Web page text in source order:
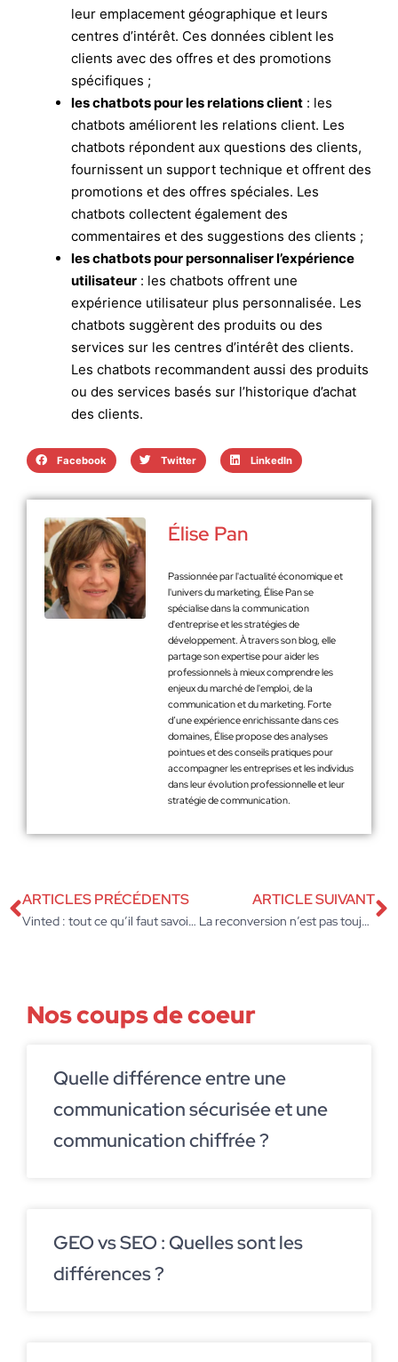
leur emplacement géographique et leurs
centres d’intérêt. Ces données ciblent les
clients avec des offres et des promotions
spécifiques ;
les chatbots pour les relations client : les
chatbots améliorent les relations client. Les
chatbots répondent aux questions des clients,
fournissent un support technique et offrent des
promotions et des offres spéciales. Les
chatbots collectent également des
commentaires et des suggestions des clients ;
les chatbots pour personnaliser l’expérience
utilisateur : les chatbots offrent une
expérience utilisateur plus personnalisée. Les
chatbots suggèrent des produits ou des
services sur les centres d’intérêt des clients.
Les chatbots recommandent aussi des produits
ou des services basés sur l’historique d’achat
des clients.
Facebook Twitter LinkedIn
Élise Pan
Passionnée par l'actualité économique et
l'univers du marketing, Élise Pan se
spécialise dans la communication
d'entreprise et les stratégies de
développement. À travers son blog, elle
partage son expertise pour aider les
professionnels à mieux comprendre les
enjeux du marché de l'emploi, de la
communication et du marketing. Forte
d’une expérience enrichissante dans ces
domaines, Élise propose des analyses
pointues et des conseils pratiques pour
accompagner les entreprises et les individus
dans leur évolution professionnelle et leur
stratégie de communication.
ARTICLES PRÉCÉDENTS
Vinted : tout ce qu’il faut savoir sur ce phénomène mondial
ARTICLE SUIVANT
La reconversion n’est pas toujours la solution !
Nos coups de coeur
Quelle différence entre une
communication sécurisée et une
communication chiffrée ?
GEO vs SEO : Quelles sont les
différences ?